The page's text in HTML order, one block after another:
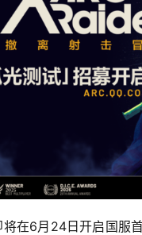
在6月24日开启国服